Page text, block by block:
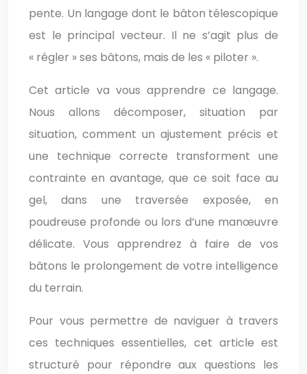
pente. Un langage dont le bâton télescopique
est le principal vecteur. Il ne s’agit plus de
« régler » ses bâtons, mais de les « piloter ».
Cet article va vous apprendre ce langage.
Nous allons décomposer, situation par
situation, comment un ajustement précis et
une technique correcte transforment une
contrainte en avantage, que ce soit face au
gel, dans une traversée exposée, en
poudreuse profonde ou lors d’une manœuvre
délicate. Vous apprendrez à faire de vos
bâtons le prolongement de votre intelligence
du terrain.
Pour vous permettre de naviguer à travers
ces techniques essentielles, cet article est
structuré pour répondre aux questions les